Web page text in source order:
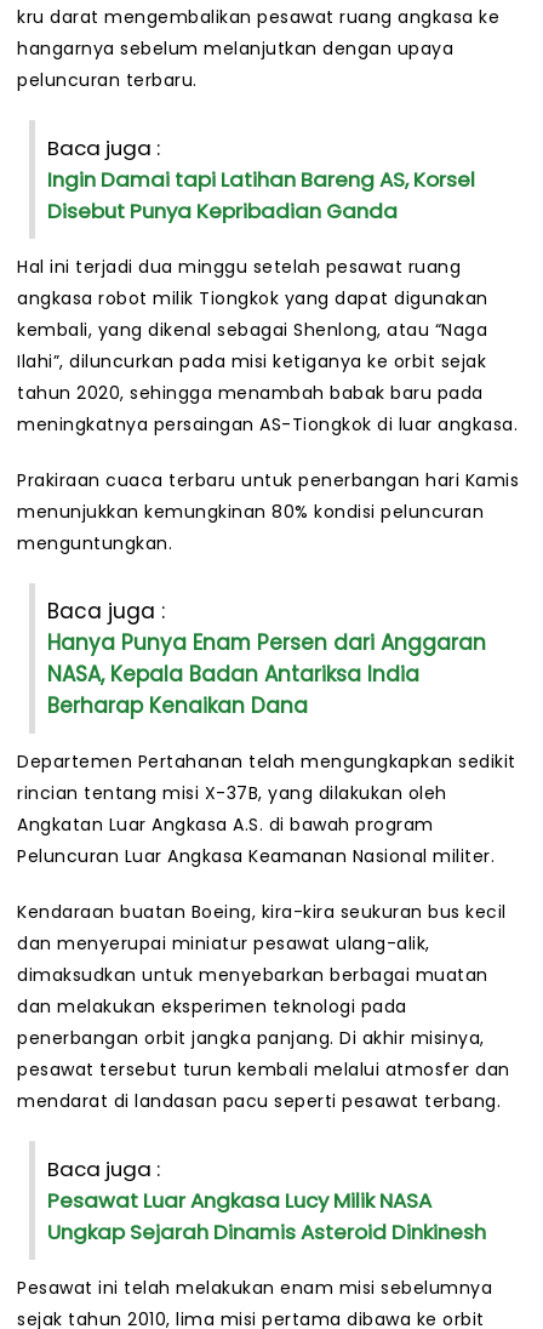
kru darat mengembalikan pesawat ruang angkasa ke
hangarnya sebelum melanjutkan dengan upaya
peluncuran terbaru.
Baca juga :
Ingin Damai tapi Latihan Bareng AS, Korsel
Disebut Punya Kepribadian Ganda
Hal ini terjadi dua minggu setelah pesawat ruang
angkasa robot milik Tiongkok yang dapat digunakan
kembali, yang dikenal sebagai Shenlong, atau “Naga
Ilahi”, diluncurkan pada misi ketiganya ke orbit sejak
tahun 2020, sehingga menambah babak baru pada
meningkatnya persaingan AS-Tiongkok di luar angkasa.
Prakiraan cuaca terbaru untuk penerbangan hari Kamis
menunjukkan kemungkinan 80% kondisi peluncuran
menguntungkan.
Baca juga :
Hanya Punya Enam Persen dari Anggaran
NASA, Kepala Badan Antariksa India
Berharap Kenaikan Dana
Departemen Pertahanan telah mengungkapkan sedikit
rincian tentang misi X-37B, yang dilakukan oleh
Angkatan Luar Angkasa A.S. di bawah program
Peluncuran Luar Angkasa Keamanan Nasional militer.
Kendaraan buatan Boeing, kira-kira seukuran bus kecil
dan menyerupai miniatur pesawat ulang-alik,
dimaksudkan untuk menyebarkan berbagai muatan
dan melakukan eksperimen teknologi pada
penerbangan orbit jangka panjang. Di akhir misinya,
pesawat tersebut turun kembali melalui atmosfer dan
mendarat di landasan pacu seperti pesawat terbang.
Baca juga :
Pesawat Luar Angkasa Lucy Milik NASA
Ungkap Sejarah Dinamis Asteroid Dinkinesh
Pesawat ini telah melakukan enam misi sebelumnya
sejak tahun 2010, lima misi pertama dibawa ke orbit